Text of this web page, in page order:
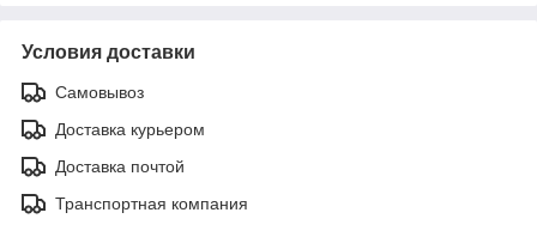
Условия доставки
Самовывоз
Доставка курьером
Доставка почтой
Транспортная компания